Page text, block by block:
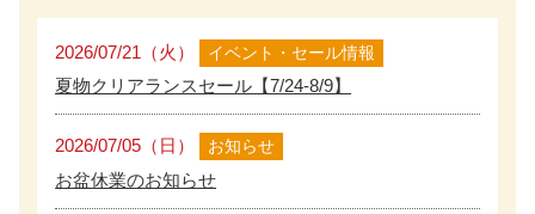
2026/07/21（火） イベント・セール情報
夏物クリアランスセール【7/24-8/9】
2026/07/05（日） お知らせ
お盆休業のお知らせ